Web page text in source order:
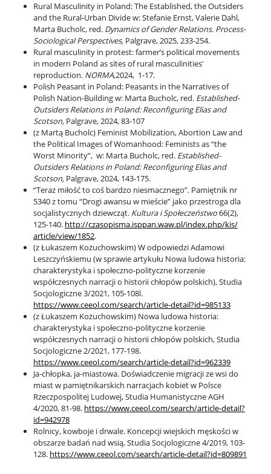
II stopień: język i społeczeństwo
II stopień: socjologia życia publicznego d.
socjologia interwencji społecznych
Niezbędne kompetencje cyfrowe
Gdzie się pracuje po socjologii
Współpraca
Interesariusze zewnętrzni
Popularyzacja
Dla mediów
Rural Masculinity in Poland: The Established, the Outsiders
and the Rural-Urban Divide w: Stefanie Ernst, Valerie Dahl,
Marta Bucholc, red. Dynamics of Gender Relations. Process-
Sociological Perspectives, Palgrave, 2025, 233-254.
Rural masculinity in protest: farmer’s political movements
in modern Poland as sites of rural masculinities’
reproduction. NORMA,2024, 1-17.
Polish Peasant in Poland: Peasants in the Narratives of
Polish Nation-Building w: Marta Bucholc, red. Established-
Outsiders Relations in Poland: Reconfiguring Elias and
Scotson, Palgrave, 2024, 83-107
(z Martą Bucholc) Feminist Mobilization, Abortion Law and
the Political Images of Womanhood: Feminists as “the
Worst Minority”, w: Marta Bucholc, red. Established-
Outsiders Relations in Poland: Reconfiguring Elias and
Scotson, Palgrave, 2024, 143-175.
“Teraz miłość to coś bardzo niesmacznego”. Pamiętnik nr
5340 z tomu “Drogi awansu w mieście” jako przestroga dla
socjalistycznych dziewcząt. Kultura i Społeczeństwo66(2),
125-140. http://czasopisma.isppan.waw.pl/index.php/kis/
article/view/1852.
(z Łukaszem Kożuchowskim) W odpowiedzi Adamowi
Leszczyńskiemu (w sprawie artykułu Nowa ludowa historia:
charakterystyka i społeczno-polityczne korzenie
współczesnych narracji o historii chłopów polskich), Studia
Socjologiczne 3/2021, 105-108l.
https://www.ceeol.com/search/article-detail?id=985133
(z Łukaszem Kożuchowskim) Nowa ludowa historia:
charakterystyka i społeczno-polityczne korzenie
współczesnych narracji o historii chłopów polskich, Studia
Socjologiczne 2/2021, 177-198.
https://www.ceeol.com/search/article-detail?id=962339
Ja-chłopka, ja-miastowa. Doświadczenie migracji ze wsi do
miast w pamiętnikarskich narracjach kobiet w Polsce
Rzeczpospolitej Ludowej, Studia Humanistyczne AGH
4/2020, 81-98. https://www.ceeol.com/search/article-detail?
id=942978
Rolnicy, kowboje i drwale. Koncepcji wiejskich męskości w
obszarze badań nad wsią, Studia Socjologiczne 4/2019, 103-
128. https://www.ceeol.com/search/article-detail?id=809891